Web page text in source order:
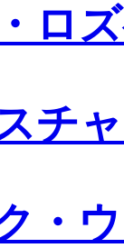
ロ
チ
・